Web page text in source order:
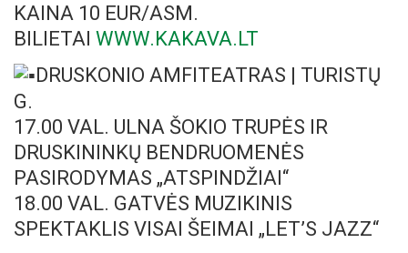
KAINA 10 EUR/ASM.
BILIETAI WWW.KAKAVA.LT
DRUSKONIO AMFITEATRAS | TURISTŲ
G.
17.00 VAL. ULNA ŠOKIO TRUPĖS IR
DRUSKININKŲ BENDRUOMENĖS
PASIRODYMAS „ATSPINDŽIAI“
18.00 VAL. GATVĖS MUZIKINIS
SPEKTAKLIS VISAI ŠEIMAI „LET’S JAZZ“